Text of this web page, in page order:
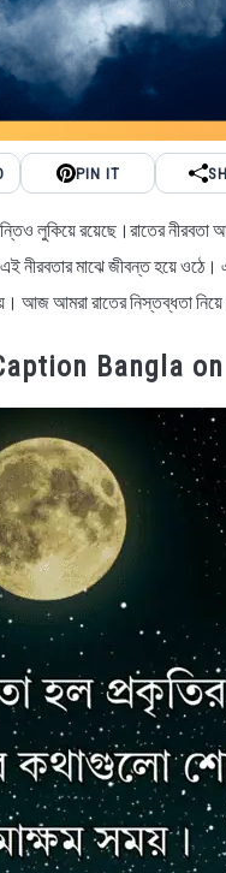
PIN IT
লুকিয়ে রয়েছে।রাতের
নীরবতার মাঝে জীবন্ত হয়ে ওঠে।
আজ আমরা রাতের নিস্তব্ধতা